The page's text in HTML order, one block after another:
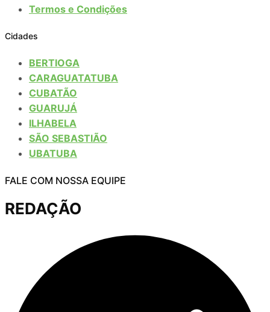
Termos e Condições
Cidades
BERTIOGA
CARAGUATATUBA
CUBATÃO
GUARUJÁ
ILHABELA
SÃO SEBASTIÃO
UBATUBA
FALE COM NOSSA EQUIPE
REDAÇÃO